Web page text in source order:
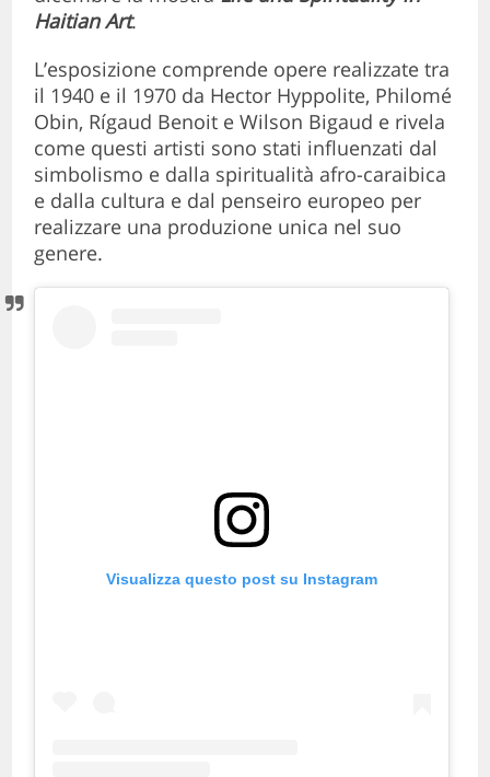
Haitian Art.
L’esposizione comprende opere realizzate tra
il 1940 e il 1970 da Hector Hyppolite, Philomé
Obin, Rígaud Benoit e Wilson Bigaud e rivela
come questi artisti sono stati influenzati dal
simbolismo e dalla spiritualità afro-caraibica
e dalla cultura e dal penseiro europeo per
realizzare una produzione unica nel suo
genere.
Visualizza questo post su Instagram